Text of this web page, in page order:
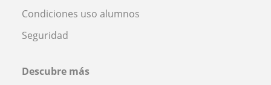
Condiciones uso alumnos
Seguridad
Descubre más